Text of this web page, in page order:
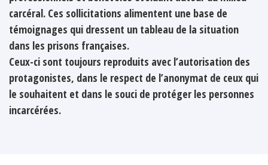
carcéral. Ces sollicitations alimentent une base de
témoignages qui dressent un tableau de la situation
dans les prisons françaises.
Ceux-ci sont toujours reproduits avec l’autorisation des
protagonistes, dans le respect de l’anonymat de ceux qui
le souhaitent et dans le souci de protéger les personnes
incarcérées.